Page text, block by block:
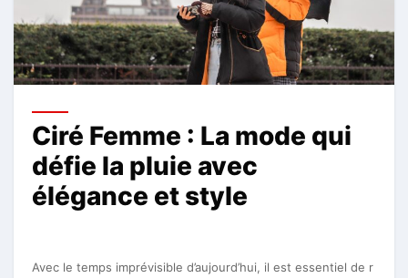
Ciré Femme : La mode qui
défie la pluie avec
élégance et style
Avec le temps imprévisible d’aujourd’hui, il est essentiel de r